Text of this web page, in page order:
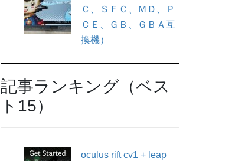
Ｃ、ＳＦＣ、ＭＤ、Ｐ
ＣＥ、ＧＢ、ＧＢＡ互
換機）
記事ランキング（ベス
ト15）
oculus rift cv1 + leap